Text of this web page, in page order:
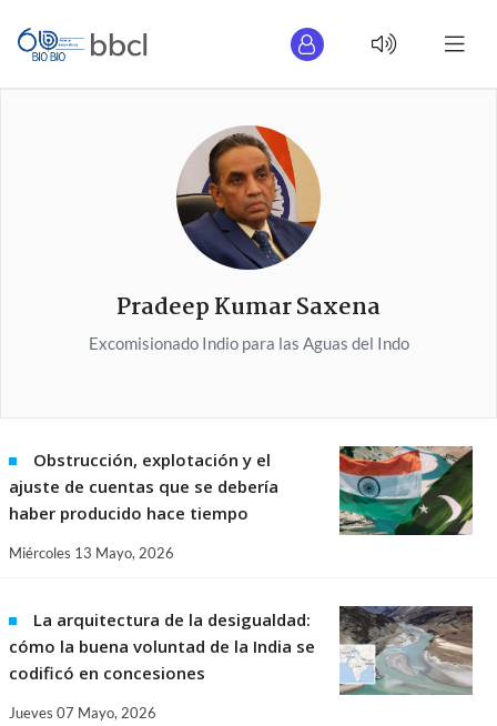
Pradeep Kumar Saxena
Excomisionado Indio para las Aguas del Indo
Obstrucción, explotación y el
ajuste de cuentas que se debería
haber producido hace tiempo
Miércoles 13 Mayo, 2026
La arquitectura de la desigualdad:
cómo la buena voluntad de la India se
codificó en concesiones
Jueves 07 Mayo, 2026